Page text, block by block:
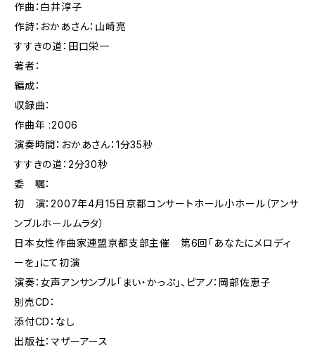
作曲：白井淳子
作詩：おかあさん：山崎亮
すすきの道：田口栄一
著者：
編成：
収録曲：
作曲年 :2006
演奏時間：おかあさん：1分35秒
すすきの道：2分30秒
委 嘱：
初 演：2007年4月15日京都コンサートホール小ホール（アンサ
ンブルホールムラタ）
日本女性作曲家連盟京都支部主催 第6回「あなたにメロディ
ーを」にて初演
演奏：女声アンサンブル「まい・かっぷ」、ピアノ：岡部佐恵子
別売CD：
添付CD：なし
出版社：マザーアース